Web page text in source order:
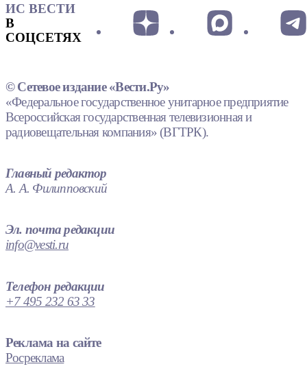
ИС ВЕСТИ
В
СОЦСЕТЯХ
© Сетевое издание «Вести.Ру»
«Федеральное государственное унитарное предприятие
Всероссийская государственная телевизионная и
радиовещательная компания» (ВГТРК).
Главный редактор
А. А. Филипповский
Эл. почта редакции
info@vesti.ru
Телефон редакции
+7 495 232 63 33
Реклама на сайте
Росреклама